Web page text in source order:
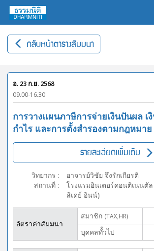
กลับหน้าตารางสัมมนา
อ. 23 ก.ย. 2568
09.00-16.30
การวางแผนภาษีการจ่ายเงินปันผล เ
กำไร และการตั้งสำรองตามกฎหมาย
รายละเอียดเพิ่มเติม
วิทยากร :
อาจารย์วิชัย จึงรักเกียรติ
สถานที่ :
โรงแรมอินเตอร์คอนติเนนตัล
ลิเดย์ อินน์)
อัตราค่าสัมมนา
สมาชิก (TAX,HR)
บุคคลทั้่วไป